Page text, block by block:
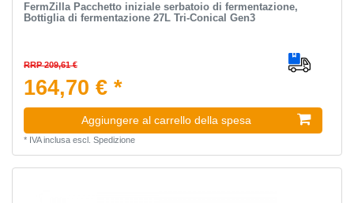
FermZilla Pacchetto iniziale serbatoio di fermentazione,
Bottiglia di fermentazione 27L Tri-Conical Gen3
RRP 209,61 €
164,70 € *
Aggiungere al carrello della spesa
* IVA inclusaescl. Spedizione